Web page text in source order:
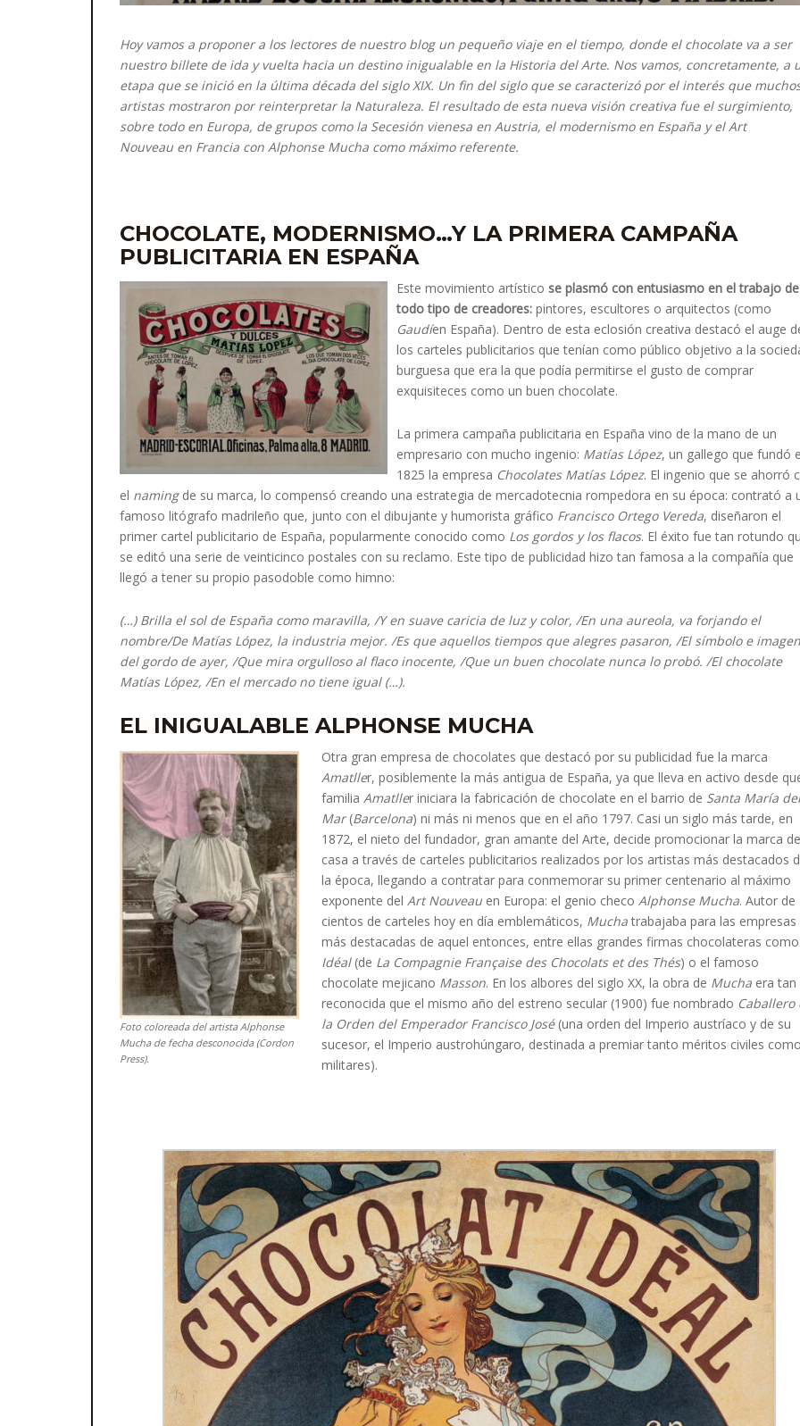
Hoy vamos a proponer a los lectores de nuestro blog un pequeño viaje en el tiempo, donde el chocolate va a ser
nuestro billete de ida y vuelta hacia un destino inigualable en la Historia del Arte. Nos vamos, concretamente, a
etapa que se inició en la última década del siglo XIX. Un fin del siglo que se caracterizó por el interés que
artistas mostraron por reinterpretar la Naturaleza. El resultado de esta nueva visión creativa fue el surgimiento,
sobre todo en Europa, de grupos como la Secesión vienesa en Austria, el modernismo en España y el Art
Nouveau en Francia con Alphonse Mucha como máximo referente.
CHOCOLATE, MODERNISMO…Y LA PRIMERA CAMPAÑA
PUBLICITARIA EN ESPAÑA
Este movimiento artístico se plasmó con entusiasmo en el trabajo de
todo tipo de creadores: pintores, escultores o arquitectos (como
Gaudíen España). Dentro de esta eclosión creativa destacó el auge
los carteles publicitarios que tenían como público objetivo a la
burguesa que era la que podía permitirse el gusto de comprar
exquisiteces como un buen chocolate.
La primera campaña publicitaria en España vino de la mano de un
empresario con mucho ingenio: Matías López, un gallego que fundó
1825 la empresa Chocolates Matías López. El ingenio que se ahorró
el namingde su marca, lo compensó creando una estrategia de mercadotecnia rompedora en su época: contrató a
famoso litógrafo madrileño que, junto con el dibujante y humorista gráfico Francisco Ortego Vereda, diseñaron el
primer cartel publicitario de España, popularmente conocido como Los gordos y los flacos. El éxito fue tan rotundo
se editó una serie de veinticinco postales con su reclamo. Este tipo de publicidad hizo tan famosa a la compañía que
llegó a tener su propio pasodoble como himno:
(…) Brilla el sol de España como maravilla, /Y en suave caricia de luz y color, /En una aureola, va forjando el
nombre/De Matías López, la industria mejor. /Es que aquellos tiempos que alegres pasaron, /El símbolo e imagen
del gordo de ayer, /Que mira orgulloso al flaco inocente, /Que un buen chocolate nunca lo probó. /El chocolate
Matías López, /En el mercado no tiene igual (…).
EL INIGUALABLE ALPHONSE MUCHA
Foto coloreada del artista Alphonse
Mucha de fecha desconocida (Cordon
Press).
Otra gran empresa de chocolates que destacó por su publicidad fue la marca
Amatller, posiblemente la más antigua de España, ya que lleva en activo desde
familia Amatller iniciara la fabricación de chocolate en el barrio de Santa María del
Mar(Barcelona) ni más ni menos que en el año 1797. Casi un siglo más tarde, en
1872, el nieto del fundador, gran amante del Arte, decide promocionar la marca
casa a través de carteles publicitarios realizados por los artistas más destacados
la época, llegando a contratar para conmemorar su primer centenario al máximo
exponente del Art Nouveau en Europa: el genio checo Alphonse Mucha. Autor de
cientos de carteles hoy en día emblemáticos, Muchatrabajaba para las empresas
más destacadas de aquel entonces, entre ellas grandes firmas chocolateras como
Idéal(de La Compagnie Française des Chocolats et des Thés) o el famoso
chocolate mejicano Masson. En los albores del siglo XX, la obra de Mucha era tan
reconocida que el mismo año del estreno secular (1900) fue nombrado Caballero
la Orden del Emperador Francisco José(una orden del Imperio austríaco y de su
sucesor, el Imperio austrohúngaro, destinada a premiar tanto méritos civiles
militares).